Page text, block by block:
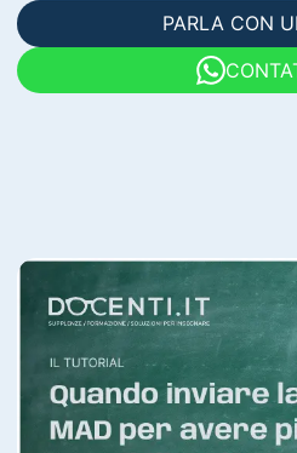
PARLA CON